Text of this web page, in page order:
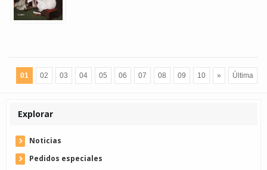
01 02 03 04 05 06 07 08 09 10 » Última
Explorar
Noticias
Pedidos especiales